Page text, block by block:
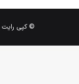
© کپی رایت 2026, کلیه حقوق محفوظ است |